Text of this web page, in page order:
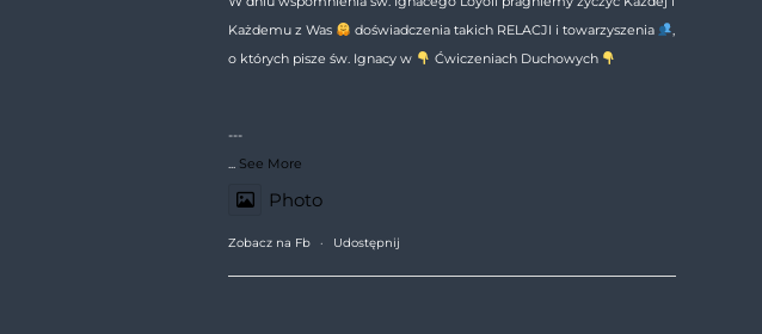
Każdemu z Was
doświadczenia takich RELACJI i towarzyszenia
,
o których pisze św. Ignacy w
Ćwiczeniach Duchowych
---
... See More
Photo
Zobacz na Fb · Udostępnij